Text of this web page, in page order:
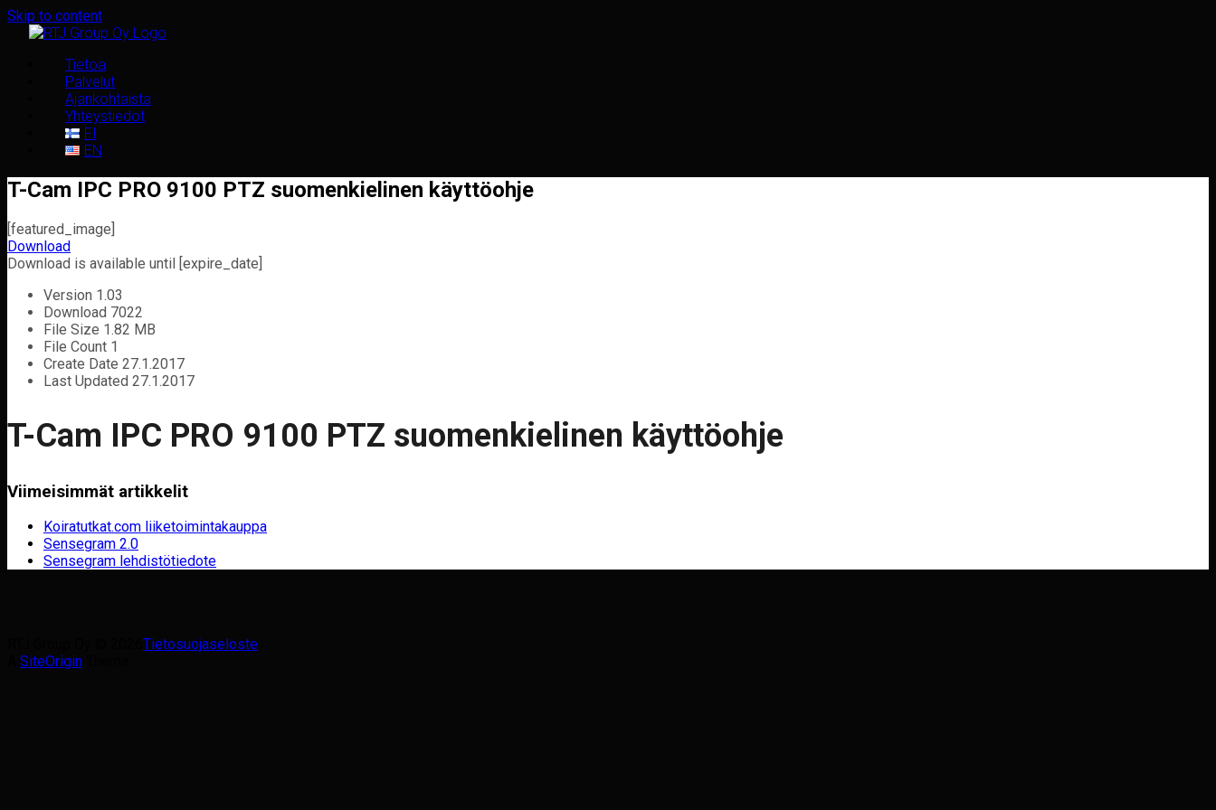
Skip to content
Tietoa
Palvelut
Ajankohtaista
Yhteystiedot
FI
EN
T-Cam IPC PRO 9100 PTZ suomenkielinen käyttöohje
[featured_image]
Download
Download is available until [expire_date]
Version 1.03
Download 7022
File Size 1.82 MB
File Count 1
Create Date 27.1.2017
Last Updated 27.1.2017
T-Cam IPC PRO 9100 PTZ suomenkielinen käyttöohje
Viimeisimmät artikkelit
Koiratutkat.com liiketoimintakauppa
Sensegram 2.0
Sensegram lehdistötiedote
Tietosuojaseloste
SiteOrigin